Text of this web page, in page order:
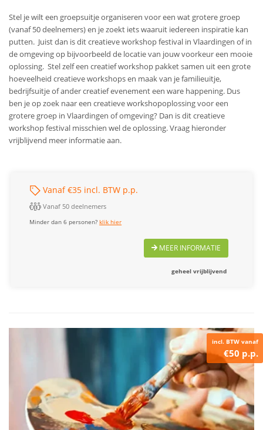
Stel je wilt een groepsuitje organiseren voor een wat grotere groep
(vanaf 50 deelnemers) en je zoekt iets waaruit iedereen inspiratie kan
putten. Juist dan is dit creatieve workshop festival in Vlaardingen of in
de omgeving op bijvoorbeeld de locatie van jouw voorkeur een mooie
oplossing. Stel zelf een creatief workshop pakket samen uit een grote
hoeveelheid creatieve workshops en maak van je familieuitje,
bedrijfsuitje of ander creatief evenement een ware happening. Dus
ben je op zoek naar een creatieve workshopoplossing voor een
grotere groep in Vlaardingen of omgeving? Dan is dit creatieve
workshop festival misschien wel de oplossing. Vraag hieronder
vrijblijvend meer informatie aan.
Vanaf €35 incl. BTW p.p.
Vanaf 50 deelnemers
Minder dan 6 personen?klik hier
MEER INFORMATIE
geheel vrijblijvend
incl. BTW vanaf
€50 p.p.